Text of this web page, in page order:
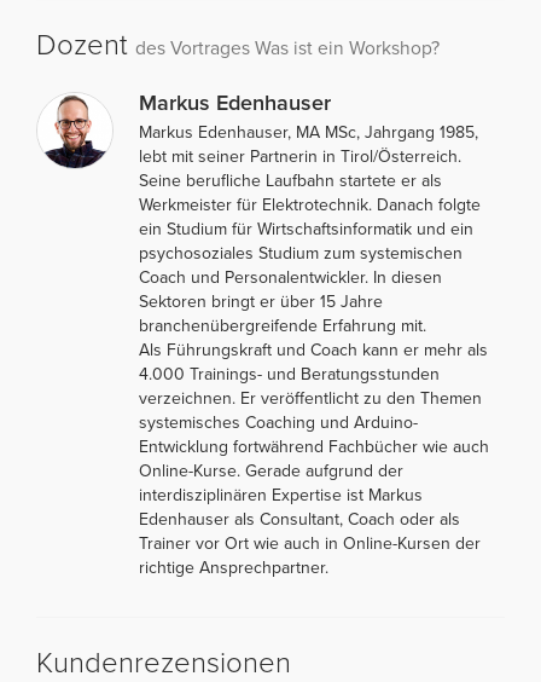
Dozent des Vortrages Was ist ein Workshop?
Markus Edenhauser
Markus Edenhauser, MA MSc, Jahrgang 1985,
lebt mit seiner Partnerin in Tirol/Österreich.
Seine berufliche Laufbahn startete er als
Werkmeister für Elektrotechnik. Danach folgte
ein Studium für Wirtschaftsinformatik und ein
psychosoziales Studium zum systemischen
Coach und Personalentwickler. In diesen
Sektoren bringt er über 15 Jahre
branchenübergreifende Erfahrung mit.
Als Führungskraft und Coach kann er mehr als
4.000 Trainings- und Beratungsstunden
verzeichnen. Er veröffentlicht zu den Themen
systemisches Coaching und Arduino-
Entwicklung fortwährend Fachbücher wie auch
Online-Kurse. Gerade aufgrund der
interdisziplinären Expertise ist Markus
Edenhauser als Consultant, Coach oder als
Trainer vor Ort wie auch in Online-Kursen der
richtige Ansprechpartner.
Kundenrezensionen